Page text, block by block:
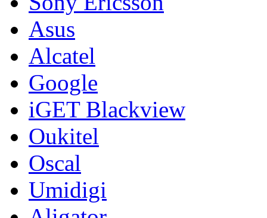
Asus
Alcatel
Google
iGET Blackview
Oukitel
Oscal
Umidigi